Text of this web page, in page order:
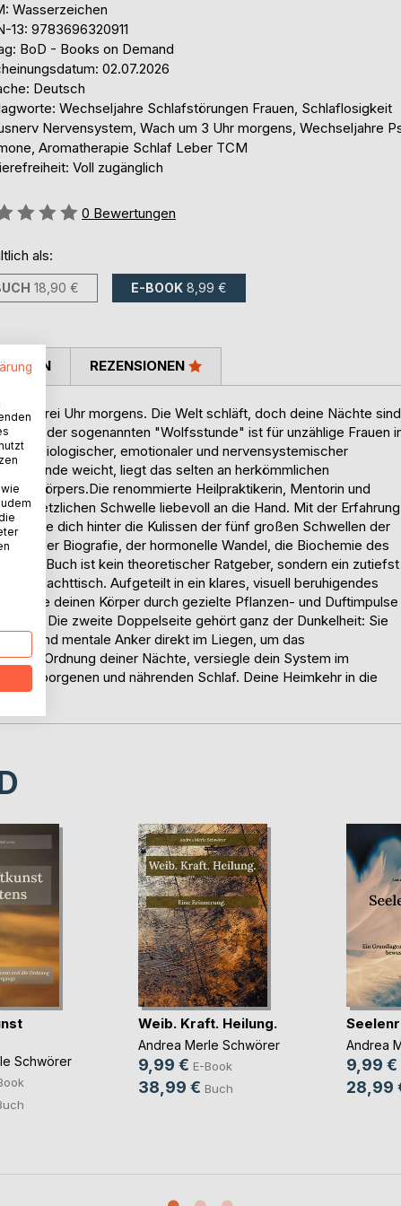
Wasserzeichen
13: 9783696320911
BoD - Books on Demand
02.07.2026
Deutsch
Wechseljahre Schlafstörungen Frauen, Schlaflosigkeit
Nervensystem, Wach um 3 Uhr morgens, Wechseljahre
Aromatherapie Schlaf Leber TCM
Voll zugänglich
0 Bewertungen
als:
18,90 € E-BOOK 8,99 €
ist drei Uhr morgens. Die Welt schläft, doch deine Nächte sind
in der sogenannten "Wolfsstunde" ist für unzählige Frauen
ein biologischer, emotionaler und nervensystemischer
weicht, liegt das selten an herkömmlichen
Körpers.Die renommierte Heilpraktikerin, Mentorin und
verletzlichen Schwelle liebevoll an die Hand. Mit der Erfahrung
sie dich hinter die Kulissen der fünf großen Schwellen der
der Biografie, der hormonelle Wandel, die Biochemie des
Buch ist kein theoretischer Ratgeber, sondern ein zutiefst
Nachttisch. Aufgeteilt in ein klares, visuell beruhigendes
deinen Körper durch gezielte Pflanzen- und Duftimpulse
vor. Die zweite Doppelseite gehört ganz der Dunkelheit: Sie
und mentale Anker direkt im Liegen, um das
Ordnung deiner Nächte, versiegle dein System im
geborgenen und nährenden Schlaf. Deine Heimkehr in die
REZENSIONEN
Schwörer
Weib. Kraft. Heilung.
Andrea Merle Schwörer
9,99 € E-Book
38,99 € Buch
Andrea
9,99 €
28,99